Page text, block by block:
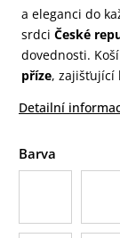
a eleganci do
srdci České
dovednosti.
příze, zajišťující
Detailní
Barva